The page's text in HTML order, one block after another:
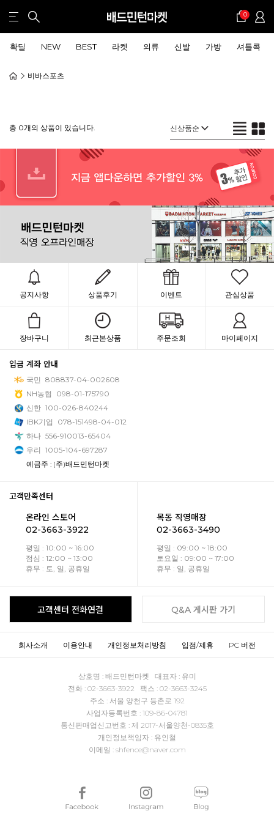
0
확딜 NEW BEST 라켓 의류 신발 가방 셔틀콕
비바스포츠
총 0개의 상품이 있습니다.
공지사항 상품후기 이벤트 관심상품
장바구니 최근본상품 주문조회 마이페이지
입금 계좌 안내
국민 808837-04-002608
NH농협
098-01-175790
신한 100-026-840244
IBK기업
078-151498-04-012
하나 556-910013-65404
우리 1005-104-697287
예금주 : (주)배드민턴마켓
고객만족센터
온라인 스토어
02-3663-3922
평일 : 10:00 ~ 16:00
점심 : 12:00 ~ 13:00
휴무 : 토, 일, 공휴일
목동 직영매장
02-3663-3490
평일 : 09:00 ~ 18:00
토요일 : 09:00 ~ 17:00
휴무 : 일, 공휴일
고객센터 전화연결 Q&A 게시판 가기
회사소개 이용안내 개인정보처리방침 입점/제휴 PC 버전
상호명 : 배드민턴마켓 대표자 : 유미
전화 : 02-3663-3922 팩스 : 02-3663-3245
주소 : 서울 양천구 등촌로 192
사업자등록번호 : 109-86-04781
통신판매업신고번호 : 제 2017-서울양천-0835호
개인정보책임자 : 유인철
이메일 : shfence@naver.com